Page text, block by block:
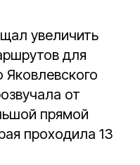
увеличить
для
от
прямой
проходила 13